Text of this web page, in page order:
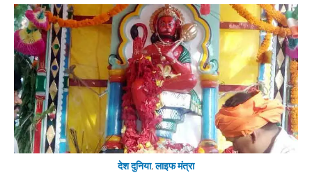
देश दुनिया,लाइफ मंत्रा